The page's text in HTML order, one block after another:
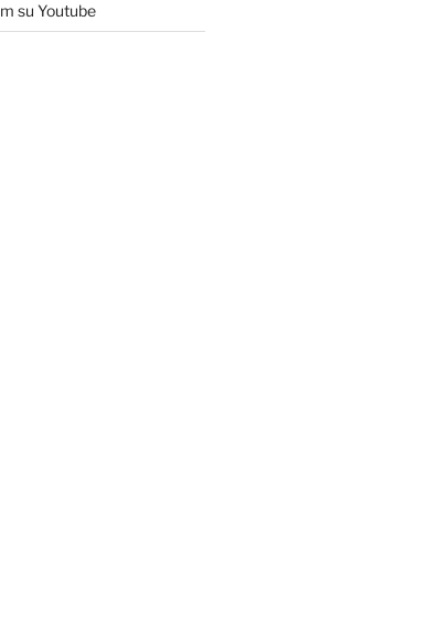
su Youtube